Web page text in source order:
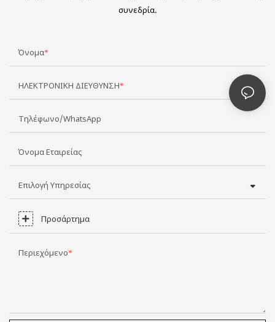
συνεδρία.
Όνομα
ΗΛΕΚΤΡΟΝΙΚΗ ΔΙΕΥΘΥΝΣΗ
Τηλέφωνο/WhatsApp
Όνομα Εταιρείας
Επιλογή Υπηρεσίας
Προσάρτημα
Περιεχόμενο